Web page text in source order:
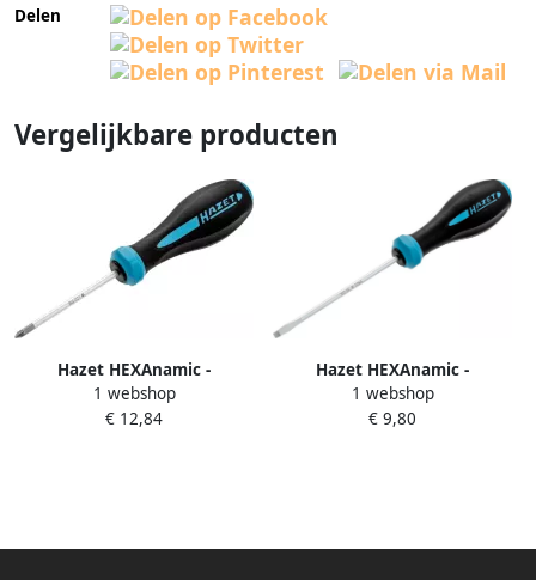
Delen
Vergelijkbare producten
Hazet HEXAnamic -
schroevendraaier 802-PZ1 ·
Pozidriv-profiel PZ · SW PZ1
1 webshop
€ 12,84
Hazet HEXAnamic -
schroevendraaier 802-40 ·
Sleufprofiel · SW 0 8 x 4 mm
1 webshop
€ 9,80